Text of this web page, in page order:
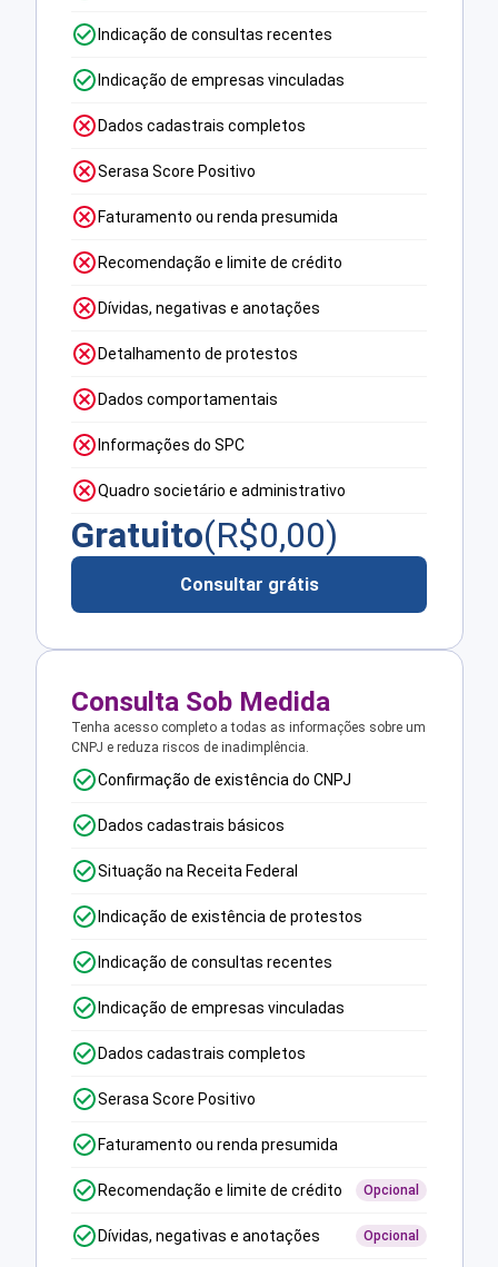
Indicação de consultas recentes
Indicação de empresas vinculadas
Dados cadastrais completos
Serasa Score Positivo
Faturamento ou renda presumida
Recomendação e limite de crédito
Dívidas, negativas e anotações
Detalhamento de protestos
Dados comportamentais
Informações do SPC
Quadro societário e administrativo
Gratuito(R$0,00)
Consultar grátis
Consulta Sob Medida
Tenha acesso completo a todas as informações sobre um
CNPJ e reduza riscos de inadimplência.
Confirmação de existência do CNPJ
Dados cadastrais básicos
Situação na Receita Federal
Indicação de existência de protestos
Indicação de consultas recentes
Indicação de empresas vinculadas
Dados cadastrais completos
Serasa Score Positivo
Faturamento ou renda presumida
Recomendação e limite de crédito Opcional
Dívidas, negativas e anotações Opcional